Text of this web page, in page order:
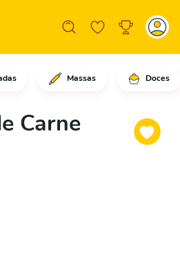
Massas Doces
Carne
a carne bonina